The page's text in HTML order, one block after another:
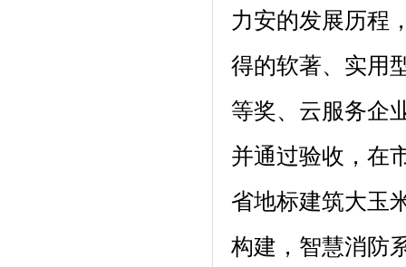
力安的发展历程
得的软著、实用
等奖、云服务企
并通过验收，在
省地标建筑大玉
构建，智慧消防